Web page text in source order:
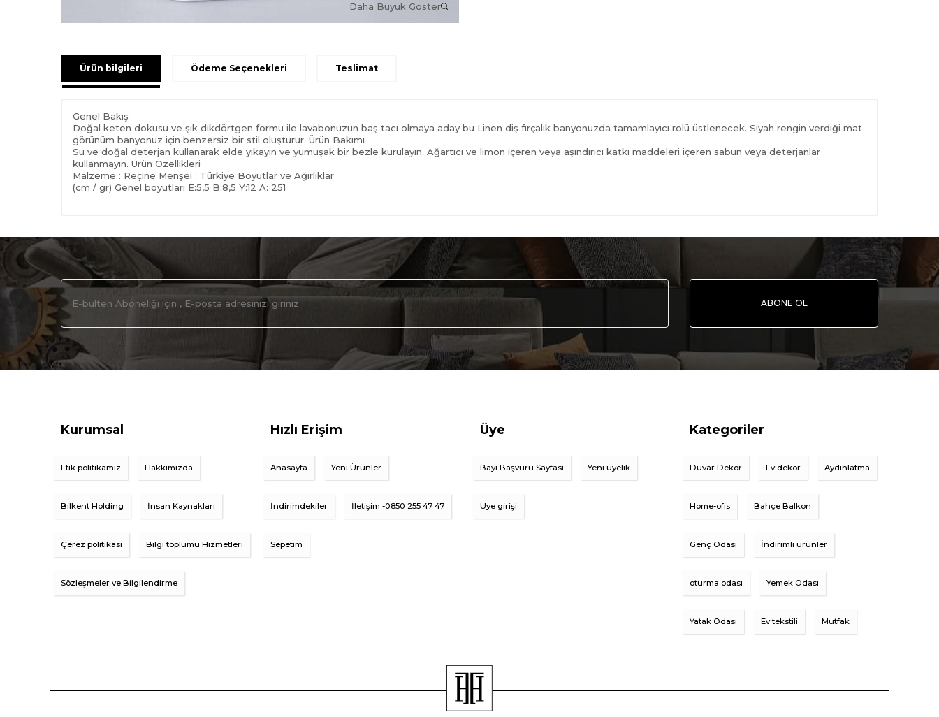
Daha Büyük Göster
Ürün bilgileri Ödeme Seçenekleri Teslimat
Genel Bakış
Doğal keten dokusu ve şık dikdörtgen formu ile lavabonuzun baş tacı olmaya aday bu Linen diş fırçalık banyonuzda tamamlayıcı rolü üstlenecek. Siyah rengin verdiği mat
görünüm banyonuz için benzersiz bir stil oluşturur. Ürün Bakımı
Su ve doğal deterjan kullanarak elde yıkayın ve yumuşak bir bezle kurulayın. Ağartıcı ve limon içeren veya aşındırıcı katkı maddeleri içeren sabun veya deterjanlar
kullanmayın. Ürün Özellikleri
Malzeme : Reçine Menşei : Türkiye Boyutlar ve Ağırlıklar
(cm / gr) Genel boyutları E:5,5 B:8,5 Y:12 A: 251
ABONE OL
Kurumsal
Etik politikamız Hakkımızda
Bilkent Holding İnsan Kaynakları
Çerez politikası Bilgi toplumu Hizmetleri
Sözleşmeler ve Bilgilendirme
Hızlı Erişim
Anasayfa Yeni Ürünler
İndirimdekiler İletişim -0850 255 47 47
Sepetim
Üye
Bayi Başvuru Sayfası Yeni üyelik
Üye girişi
Kategoriler
Duvar Dekor Ev dekor Aydınlatma
Home-ofis Bahçe Balkon
Genç Odası İndirimli ürünler
oturma odası Yemek Odası
Yatak Odası Ev tekstili Mutfak